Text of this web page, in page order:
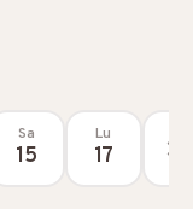
Sa
15
Lu
17